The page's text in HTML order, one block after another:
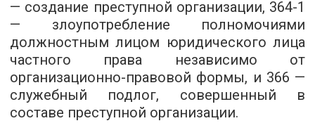
— создание преступной организации, 364-1
— злоупотребление полномочиями
должностным лицом юридического лица
частного права независимо от
организационно-правовой формы, и 366 —
служебный подлог, совершенный в
составе преступной организации.